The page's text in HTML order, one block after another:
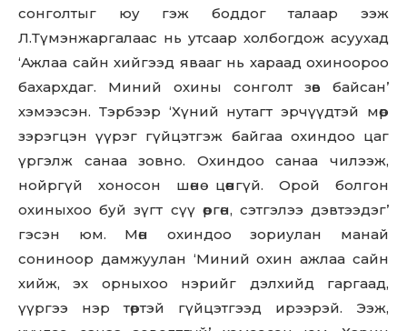
сонголтыг юу гэж боддог талаар ээж
Л.Түмэнжаргалаас нь утсаар холбогдож асуухад
‘Ажлаа сайн хийгээд явааг нь хараад охиноороо
бахархдаг. Миний охины сонголт зөв байсан’
хэмээсэн. Тэрбээр ‘Хүний нутагт эрчүүдтэй мөр
зэрэгцэн үүрэг гүйцэтгэж байгаа охиндоо цаг
үргэлж санаа зовно. Охиндоо санаа чилээж,
нойргүй хоносон шөнө цөөнгүй. Орой болгон
охиныхоо буй зүгт сүү өргөн, сэтгэлээ дэвтээдэг’
гэсэн юм. Мөн охиндоо зориулан манай
сониноор дамжуулан ‘Миний охин ажлаа сайн
хийж, эх орныхоо нэрийг дэлхийд гаргаад,
үүргээ нэр төртэй гүйцэтгээд ирээрэй. Ээж,